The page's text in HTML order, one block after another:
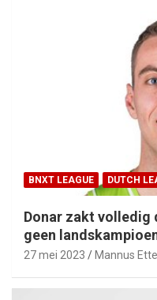
BNXT LEAGUE DUTCH
Donar zakt volledig
geen
27 mei 2023 Mannus